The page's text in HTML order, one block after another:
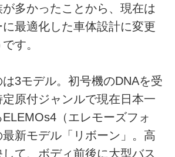
多かったことから、現在は
最適化した車体設計に変更
す。
3モデル。初号機のDNAを受
原付ジャンルで現在日本一
（エレモーズフォ
新モデル「リボーン」。高
て、ボディ前後に大型バス